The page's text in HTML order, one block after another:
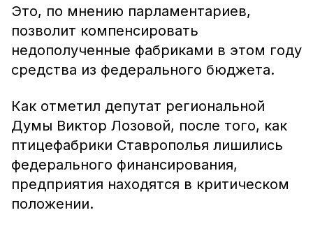
Это, по мнению парламентариев,
позволит компенсировать
недополученные фабриками в этом году
средства из федерального бюджета.
Как отметил депутат региональной
Думы Виктор Лозовой, после того, как
птицефабрики Ставрополья лишились
федерального финансирования,
предприятия находятся в критическом
положении.